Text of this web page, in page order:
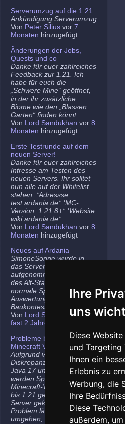
Ihre
uns
Diese
und Targeting
Ihnen ein
Erlebnis zu
Werbung, die
Ihre
Diese
außerdem,
Serverumzug auf die 1.21
Ankündigung Serverumzug
Von Peter Silius vor 7
Monaten hinzugefügt
Änderungen der Jobs,
Quests und co
Danke für euer zahlreiches
Feedback zur 1.21. Ich
habe für euch die
„Schwere Mine“ geöffnet,
in der ihr zusätzliche
Biome wie den „Blassen
Garten“ finden könnt.
Von Lord Sandukhan vor 8
Monaten hinzugefügt
Erste Testrunde auf dem
neuen Server!
Danke für euer zahlreiches
Intresse am Testen des
neuen Servers. Ihr solltet
nun alle auf der Whitelist
stehen: *Adressse:
test.ardania.de* *MC-
Version: 1.21.8+* *Website:
wiki.ardania.de*
Von Lord Sandukhan vor 8
Monaten hinzugefügt
Neues auf Ardania
SimoneSonne wurde in
das Server-Team
aufgenommen, Freigabe
des Alt-Stammi Ranges für
normale Spieler,
Auswertung des letzten
Baukontest.
Von Lord Sandukhanvor
fast 2 Jahren
Probleme bei neueren
Minecraft Versionen
Aufgrund von
Diskrepanzen zwischen
Java 17 und Java 21
werden Spieler auf den
Minecraft-Versionen 1.20.5
bis 1.21 gelegentlich vom
Server gekickt. Das
Problem lässt sich
umgehen, indem ihr die